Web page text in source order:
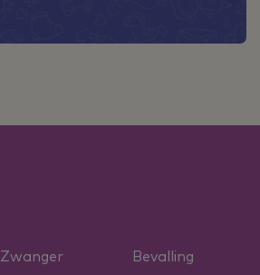
Zwanger
Bevalling